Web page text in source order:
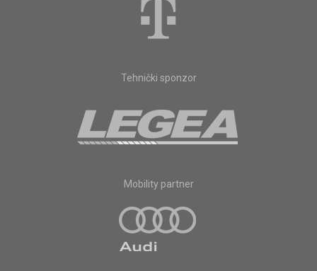
Tehnički sponzor
Mobility partner